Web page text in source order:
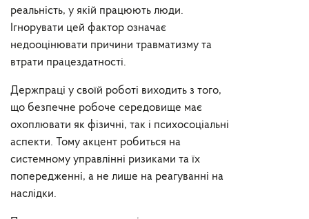
реальність, у якій працюють люди.
Ігнорувати цей фактор означає
недооцінювати причини травматизму та
втрати працездатності.
Держпраці у своїй роботі виходить з того,
що безпечне робоче середовище має
охоплювати як фізичні, так і психосоціальні
аспекти. Тому акцент робиться на
системному управлінні ризиками та їх
попередженні, а не лише на реагуванні на
наслідки.